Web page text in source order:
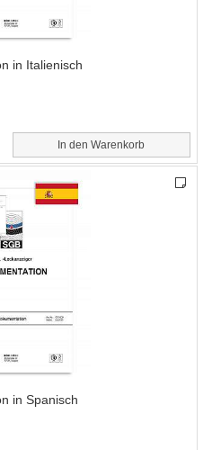
in Italienisch
In den Warenkorb
in Spanisch